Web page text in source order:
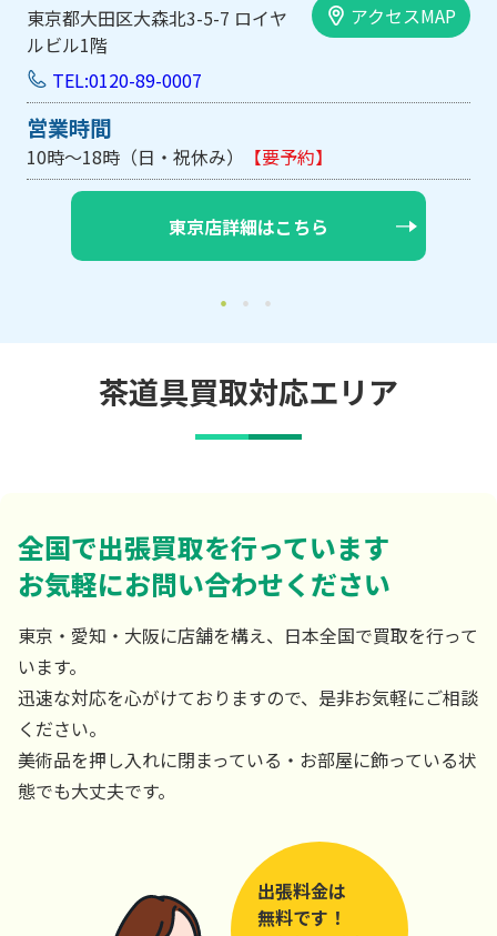
大阪市中央区内平野町1-1-5 西大
手前ビル103号
アクセスMAP
TEL:0120-89-0007
営業時間
10時～18時（日・祝休み/土曜は不定休）
大阪店詳細はこちら
茶道具買取対応エリア
全国で出張買取を行っています
お気軽にお問い合わせください
東京・愛知・大阪に店舗を構え、日本全国で買取を行って
います。
迅速な対応を心がけておりますので、是非お気軽にご相談
ください。
美術品を押し入れに閉まっている・お部屋に飾っている状
態でも大丈夫です。
出張料金は
無料です！